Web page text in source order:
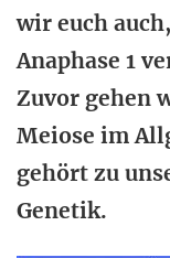
wir euch
Anaphase 1
Zuvor gehen
Meiose im
gehört zu
Genetik.